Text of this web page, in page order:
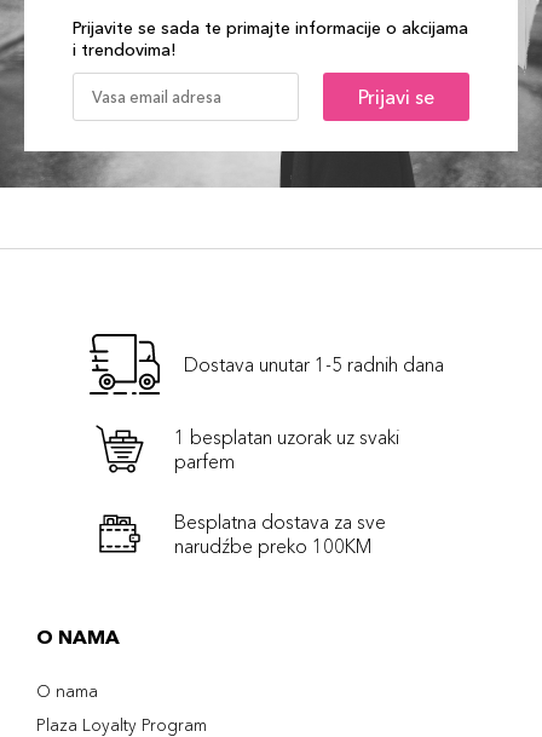
Prijavite se sada te primajte informacije o akcijama
i trendovima!
Prijavi se
Dostava unutar 1-5 radnih dana
1 besplatan uzorak uz svaki
parfem
Besplatna dostava za sve
narudźbe preko 100KM
O NAMA
O nama
Plaza Loyalty Program